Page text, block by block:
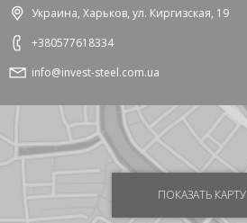
Украина, Харьков, ул. Киргизская, 19
+380577618334
info@invest-steel.com.ua
ПОКАЗАТЬ КАРТУ